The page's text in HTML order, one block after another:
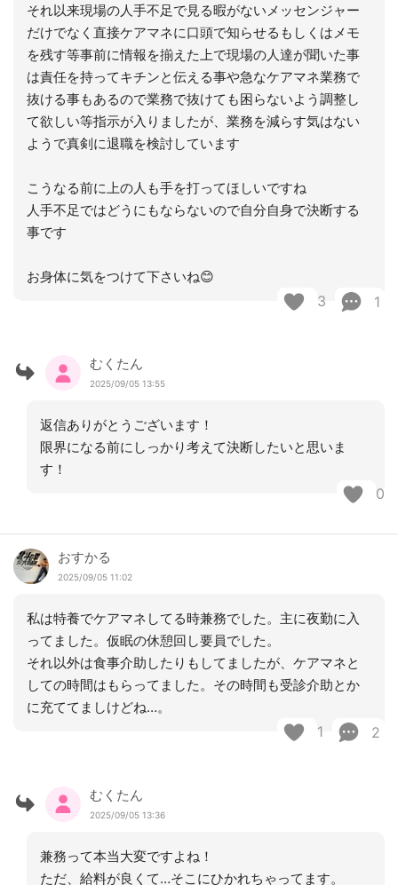
それ以来現場の人手不足で見る暇がないメッセンジャー
だけでなく直接ケアマネに口頭で知らせるもしくはメモ
を残す等事前に情報を揃えた上で現場の人達が聞いた事
は責任を持ってキチンと伝える事や急なケアマネ業務で
抜ける事もあるので業務で抜けても困らないよう調整し
て欲しい等指示が入りましたが、業務を減らす気はない
ようで真剣に退職を検討しています
こうなる前に上の人も手を打ってほしいですね
人手不足ではどうにもならないので自分自身で決断する
事です
お身体に気をつけて下さいね😊
3 1
むくたん
2025/09/05 13:55
返信ありがとうございます！
限界になる前にしっかり考えて決断したいと思いま
す！
0
おすかる
2025/09/05 11:02
私は特養でケアマネしてる時兼務でした。主に夜勤に入
ってました。仮眠の休憩回し要員でした。
それ以外は食事介助したりもしてましたが、ケアマネと
しての時間はもらってました。その時間も受診介助とか
に充ててましけどね…。
1 2
むくたん
2025/09/05 13:36
兼務って本当大変ですよね！
ただ、給料が良くて…そこにひかれちゃってます。